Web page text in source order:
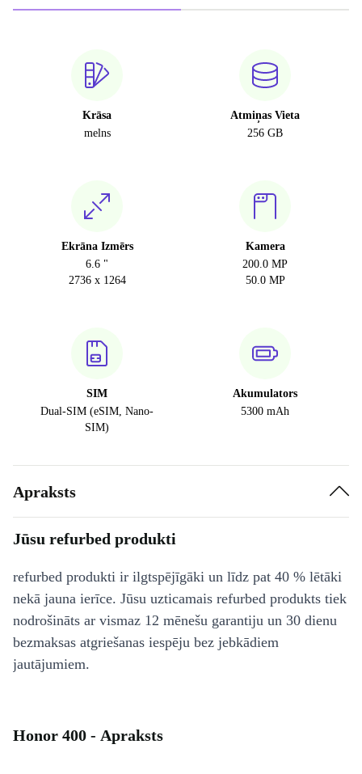
Krāsa
melns
Atmiņas Vieta
256 GB
Ekrāna Izmērs
6.6 "
2736 x 1264
Kamera
200.0 MP
50.0 MP
SIM
Dual-SIM (eSIM, Nano-
SIM)
Akumulators
5300 mAh
Apraksts
Jūsu refurbed produkti
refurbed produkti ir ilgtspējīgāki un līdz pat 40 % lētāki
nekā jauna ierīce. Jūsu uzticamais refurbed produkts tiek
nodrošināts ar vismaz 12 mēnešu garantiju un 30 dienu
bezmaksas atgriešanas iespēju bez jebkādiem
jautājumiem.
Honor 400 - Apraksts